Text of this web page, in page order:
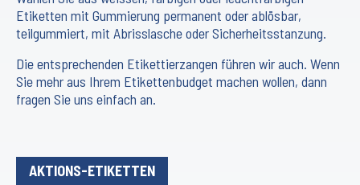
Etiketten mit Gummierung permanent oder ablösbar,
teilgummiert, mit Abrisslasche oder Sicherheitsstanzung.
Die entsprechenden Etikettierzangen führen wir auch. Wenn
Sie mehr aus Ihrem Etikettenbudget machen wollen, dann
fragen Sie uns einfach an.
AKTIONS-ETIKETTEN